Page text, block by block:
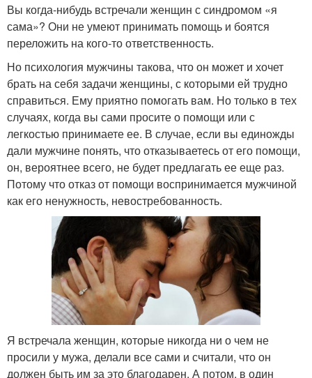
Вы когда-нибудь встречали женщин с синдромом «я
сама»? Они не умеют принимать помощь и боятся
переложить на кого-то ответственность.
Но психология мужчины такова, что он может и хочет
брать на себя задачи женщины, с которыми ей трудно
справиться. Ему приятно помогать вам. Но только в тех
случаях, когда вы сами просите о помощи или с
легкостью принимаете ее. В случае, если вы единожды
дали мужчине понять, что отказываетесь от его помощи,
он, вероятнее всего, не будет предлагать ее еще раз.
Потому что отказ от помощи воспринимается мужчиной
как его ненужность, невостребованность.
Я встречала женщин, которые никогда ни о чем не
просили у мужа, делали все сами и считали, что он
должен быть им за это благодарен. А потом, в один